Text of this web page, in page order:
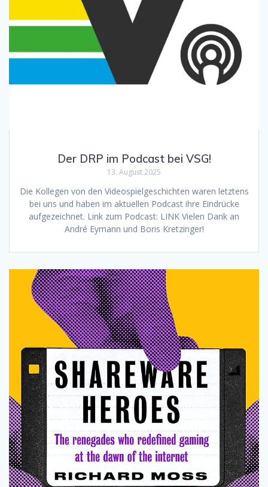
Der DRP im Podcast bei VSG!
13. August 2025
Die Kollegen von den Videospielgeschichten waren letztens
bei uns und haben im aktuellen Podcast ihre Eindrücke
aufgezeichnet. Link zum Podcast: LINK Vielen Dank an
André Eymann und Boris Kretzinger!